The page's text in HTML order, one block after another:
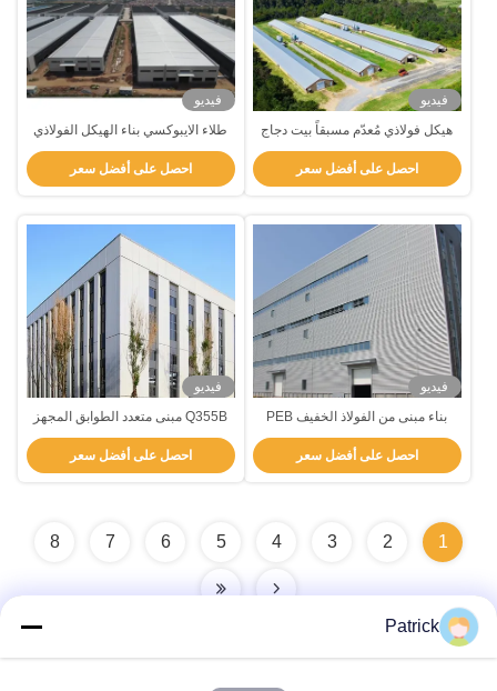
فيديو
هيكل فولاذي مُعدّم مسبقاً بيت دجاج
مضاد للحريق مزرعة بناء الإطار
الفولاذي
احصل على أفضل سعر
فيديو
طلاء الايبوكسي بناء الهيكل الفولاذي
الإطار الفولاذي الجاهز بناء المستودع
احصل على أفضل سعر
فيديو
بناء مبنى من الفولاذ الخفيف PEB
المخصص
احصل على أفضل سعر
فيديو
Q355B مبنى متعدد الطوابق المجهز
مسبقاً وصلة المسامير مبنى إطار
فولاذ خفيف
احصل على أفضل سعر
1
2
3
4
5
6
7
8
Patrick